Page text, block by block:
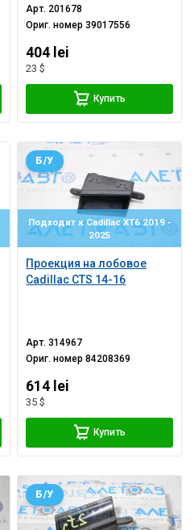
Арт. 201678
Ориг. номер39017556
404 lei
23 $
Купить
Подходит к Cadillac XT6 2019 -
2025
Проекция на лобовое
Cadillac CTS 14-16
Б/У
Арт.314967
Ориг. номер84208369
614 lei
35 $
Купить
Б/У